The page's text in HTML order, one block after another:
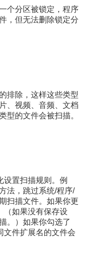
个分区被锁定，程序
，但无法删除锁定分
排除，这样这些类型
、视频、音频、文档
型的文件会被扫描。
设置扫描规则。例
法，跳过系统/程序/
扫描文件。如果你更
（如果没有保存设
。）如果你勾选了
文件扩展名的文件会